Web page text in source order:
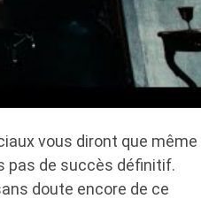
vous diront que même
pas de succès définitif.
doute encore de ce